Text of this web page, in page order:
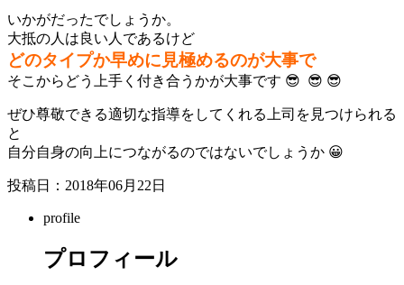
いかがだったでしょうか。
大抵の人は良い人であるけど
どのタイプか早めに見極めるのが大事で
そこからどう上手く付き合うかが大事です 😎 😎 😎
ぜひ尊敬できる適切な指導をしてくれる上司を見つけられる
と
自分自身の向上につながるのではないでしょうか 😀
投稿日：2018年06月22日
profile
プロフィール